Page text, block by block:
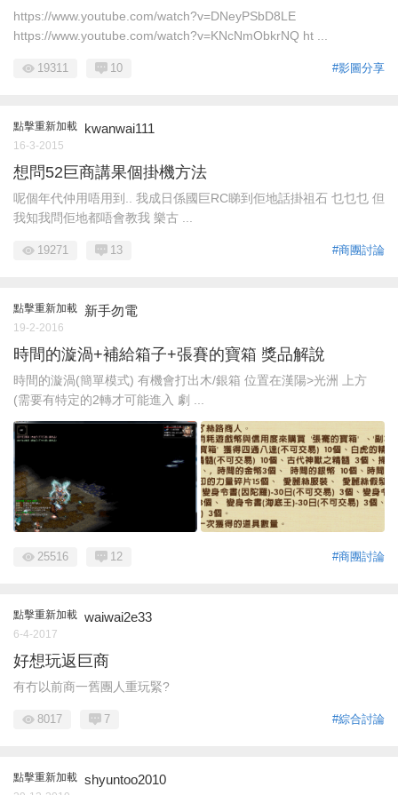
https://www.youtube.com/watch?v=DNeyPSbD8LE
https://www.youtube.com/watch?v=KNcNmObkrNQ ht ...
#影圖分享
19311 10
點擊重新加載 kwanwai111
16-3-2015
想問52巨商講果個掛機方法
呢個年代仲用唔用到.. 我成日係國巨RC睇到佢地話掛祖石 乜乜乜 但
我知我問佢地都唔會教我 樂古 ...
#商團討論
19271 13
點擊重新加載 新手勿電
19-2-2016
時間的漩渦+補給箱子+張賽的寶箱 獎品解說
時間的漩渦(簡單模式) 有機會打出木/銀箱 位置在漢陽>光洲 上方
(需要有特定的2轉才可能進入 劇 ...
#商團討論
25516 12
點擊重新加載 waiwai2e33
6-4-2017
好想玩返巨商
有冇以前商一舊團人重玩緊?
#綜合討論
8017 7
點擊重新加載 shyuntoo2010